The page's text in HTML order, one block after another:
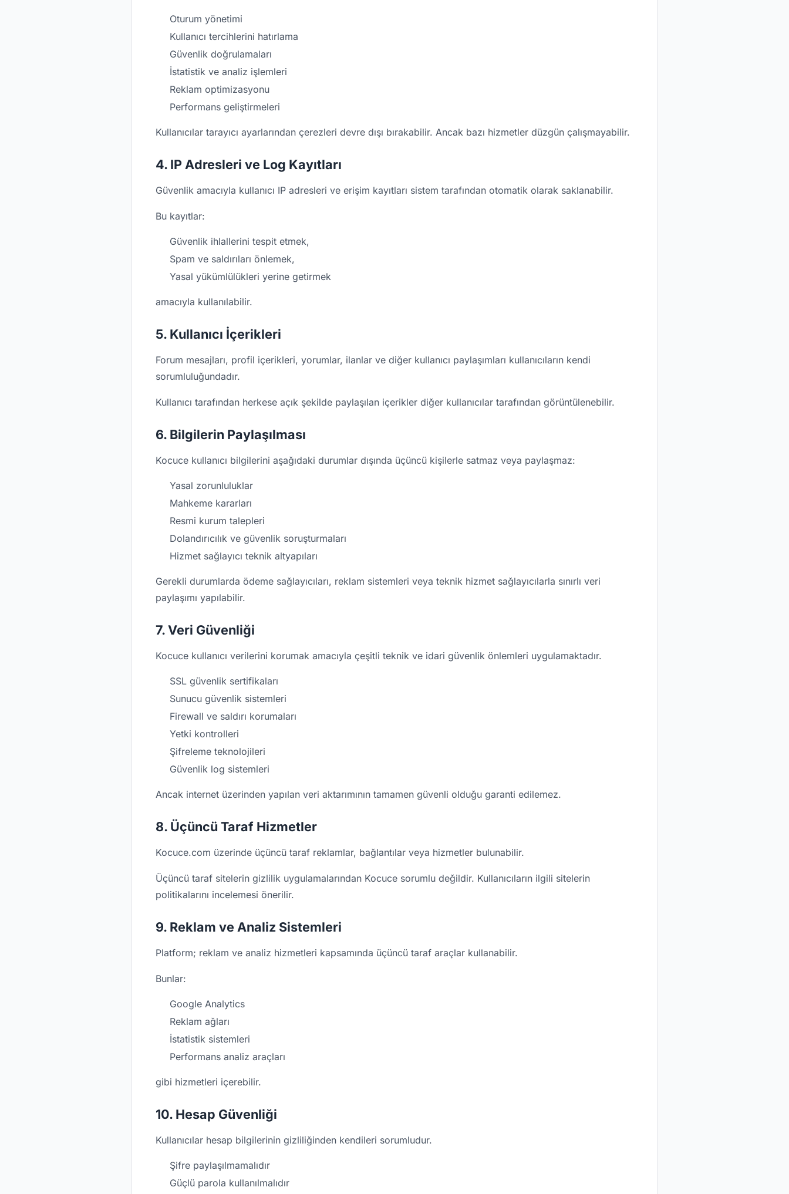
Oturum yönetimi
Kullanıcı tercihlerini hatırlama
Güvenlik doğrulamaları
İstatistik ve analiz işlemleri
Reklam optimizasyonu
Performans geliştirmeleri
Kullanıcılar tarayıcı ayarlarından çerezleri devre dışı bırakabilir. Ancak bazı hizmetler düzgün çalışmayabilir.
4. IP Adresleri ve Log Kayıtları
Güvenlik amacıyla kullanıcı IP adresleri ve erişim kayıtları sistem tarafından otomatik olarak saklanabilir.
Bu kayıtlar:
Güvenlik ihlallerini tespit etmek,
Spam ve saldırıları önlemek,
Yasal yükümlülükleri yerine getirmek
amacıyla kullanılabilir.
5. Kullanıcı İçerikleri
Forum mesajları, profil içerikleri, yorumlar, ilanlar ve diğer kullanıcı paylaşımları kullanıcıların kendi
sorumluluğundadır.
Kullanıcı tarafından herkese açık şekilde paylaşılan içerikler diğer kullanıcılar tarafından görüntülenebilir.
6. Bilgilerin Paylaşılması
Kocuce kullanıcı bilgilerini aşağıdaki durumlar dışında üçüncü kişilerle satmaz veya paylaşmaz:
Yasal zorunluluklar
Mahkeme kararları
Resmi kurum talepleri
Dolandırıcılık ve güvenlik soruşturmaları
Hizmet sağlayıcı teknik altyapıları
Gerekli durumlarda ödeme sağlayıcıları, reklam sistemleri veya teknik hizmet sağlayıcılarla sınırlı veri
paylaşımı yapılabilir.
7. Veri Güvenliği
Kocuce kullanıcı verilerini korumak amacıyla çeşitli teknik ve idari güvenlik önlemleri uygulamaktadır.
SSL güvenlik sertifikaları
Sunucu güvenlik sistemleri
Firewall ve saldırı korumaları
Yetki kontrolleri
Şifreleme teknolojileri
Güvenlik log sistemleri
Ancak internet üzerinden yapılan veri aktarımının tamamen güvenli olduğu garanti edilemez.
8. Üçüncü Taraf Hizmetler
Kocuce.com üzerinde üçüncü taraf reklamlar, bağlantılar veya hizmetler bulunabilir.
Üçüncü taraf sitelerin gizlilik uygulamalarından Kocuce sorumlu değildir. Kullanıcıların ilgili sitelerin
politikalarını incelemesi önerilir.
9. Reklam ve Analiz Sistemleri
Platform; reklam ve analiz hizmetleri kapsamında üçüncü taraf araçlar kullanabilir.
Bunlar:
Google Analytics
Reklam ağları
İstatistik sistemleri
Performans analiz araçları
gibi hizmetleri içerebilir.
10. Hesap Güvenliği
Kullanıcılar hesap bilgilerinin gizliliğinden kendileri sorumludur.
Şifre paylaşılmamalıdır
Güçlü parola kullanılmalıdır